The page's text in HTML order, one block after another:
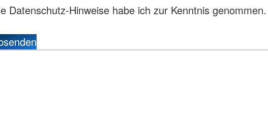
Datenschutz-Hinweise habe ich zur Kenntnis genommen.